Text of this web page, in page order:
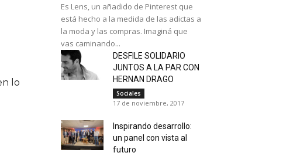
lo
Es Lens, un añadido de Pinterest que
está hecho a la medida de las adictas a
la moda y las compras. Imaginá que
vas caminando...
DESFILE SOLIDARIO
JUNTOS A LA PAR CON
HERNAN DRAGO
Sociales
17 de noviembre, 2017
Inspirando desarrollo:
un panel con vista al
futuro